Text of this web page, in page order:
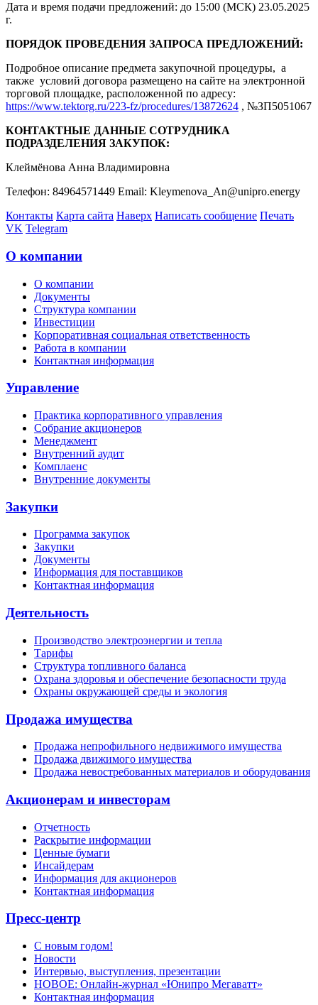
Дата и время подачи предложений: до 15:00 (МСК) 23.05.2025
г.
ПОРЯДОК ПРОВЕДЕНИЯ ЗАПРОСА ПРЕДЛОЖЕНИЙ:
Подробное описание предмета закупочной процедуры, а
также условий договора размещено на сайте на электронной
торговой площадке, расположенной по адресу:
https://www.tektorg.ru/223-fz/procedures/13872624 , №ЗП5051067
КОНТАКТНЫЕ ДАННЫЕ СОТРУДНИКА
ПОДРАЗДЕЛЕНИЯ ЗАКУПОК:
Клеймёнова Анна Владимировна
Телефон: 84964571449 Email: Kleymenova_An@unipro.energy
Контакты Карта сайта Наверх Написать сообщение Печать
VK Telegram
О компании
О компании
Документы
Структура компании
Инвестиции
Корпоративная социальная ответственность
Работа в компании
Контактная информация
Управление
Практика корпоративного управления
Собрание акционеров
Менеджмент
Внутренний аудит
Комплаенс
Внутренние документы
Закупки
Программа закупок
Закупки
Документы
Информация для поставщиков
Контактная информация
Деятельность
Производство электроэнергии и тепла
Тарифы
Структура топливного баланса
Охрана здоровья и обеспечение безопасности труда
Охраны окружающей среды и экология
Продажа имущества
Продажа непрофильного недвижимого имущества
Продажа движимого имущества
Продажа невостребованных материалов и оборудования
Акционерам и инвесторам
Отчетность
Раскрытие информации
Ценные бумаги
Инсайдерам
Информация для акционеров
Контактная информация
Пресс-центр
С новым годом!
Новости
Интервью, выступления, презентации
НОВОЕ: Онлайн-журнал «Юнипро Мегаватт»
Контактная информация